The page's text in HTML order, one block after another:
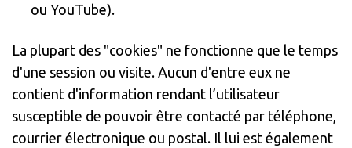
ou YouTube).
La plupart des "cookies" ne fonctionne que le temps
d'une session ou visite. Aucun d'entre eux ne
contient d'information rendant l’utilisateur
susceptible de pouvoir être contacté par téléphone,
courrier électronique ou postal. Il lui est également